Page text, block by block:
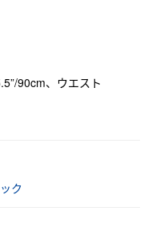
90cm、ウエスト
ク